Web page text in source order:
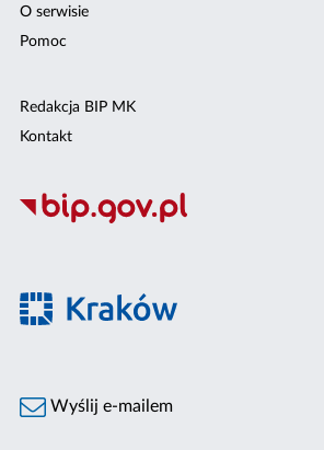
O serwisie
Pomoc
Redakcja BIP MK
Kontakt
Wyślij e-mailem